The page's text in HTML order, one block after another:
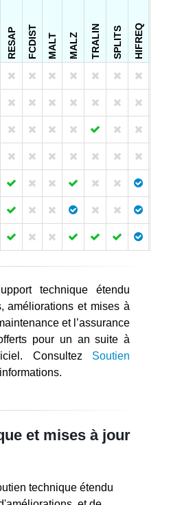
RESAP FCDIST MALT MALZ TRALIN SPLITS HIFREQ
technique étendu
améliorations et mises à
et l’assurance
pour un an suite à
Consultez Soutien
et mises à jour
technique étendu